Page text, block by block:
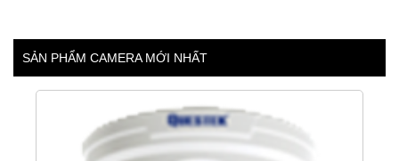
SẢN PHẨM CAMERA MỚI NHẤT